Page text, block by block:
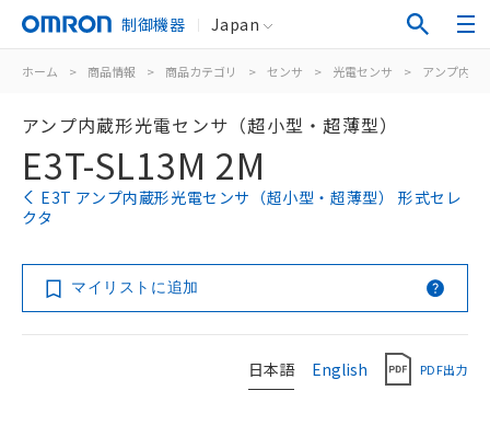
制御機器 Japan
ホーム > 商品情報 > 商品カテゴリ > センサ > 光電センサ > アンプ内蔵
アンプ内蔵形光電センサ（超小型・超薄型）
E3T-SL13M 2M
E3T アンプ内蔵形光電センサ（超小型・超薄型） 形式セレ
クタ
マイリストに追加
日本語 English PDF出力